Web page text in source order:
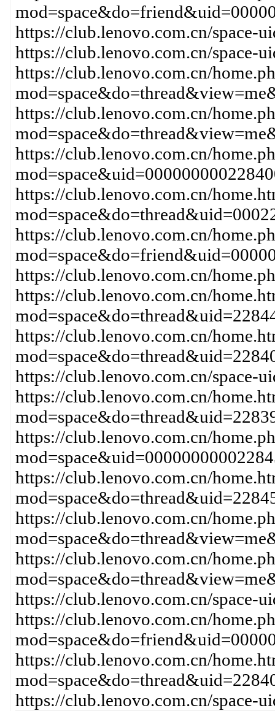
https://club.lenovo.com.cn/space-
https://club.lenovo.com.cn/space-
https://club.lenovo.com.cn/
https://club.lenovo.com.cn/
https://club.lenovo.com.cn/
https://club.lenovo.com.cn/
https://club.lenovo.com.cn/
https://club.lenovo.com.cn/
https://club.lenovo.com.cn/
https://club.lenovo.com.cn/
https://club.lenovo.com.cn/space-
https://club.lenovo.com.cn/
https://club.lenovo.com.cn/
https://club.lenovo.com.cn/
https://club.lenovo.com.cn/
https://club.lenovo.com.cn/
https://club.lenovo.com.cn/space-
https://club.lenovo.com.cn/
https://club.lenovo.com.cn/
https://club.lenovo.com.cn/space-